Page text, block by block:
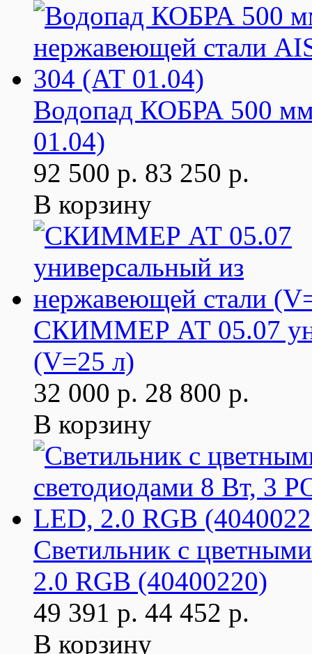
Водопад КОБРА 500
01.04)
92 500 р. 83 250 р.
В корзину
СКИММЕР АТ 05.07
(V=25 л)
32 000 р. 28 800 р.
В корзину
Светильник с
2.0 RGB (40400220)
49 391 р. 44 452 р.
В корзину